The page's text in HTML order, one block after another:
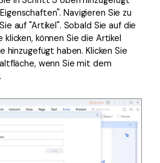
Navigieren Sie zu
auf "Artikel". Sobald Sie auf die
klicken, können Sie die Artikel
hinzugefügt haben. Klicken Sie
wenn Sie mit dem